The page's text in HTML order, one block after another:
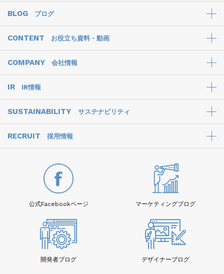
BLOG ブログ
CONTENT お役立ち資料・動画
COMPANY 会社情報
IR IR情報
SUSTAINABILITY サステナビリティ
RECRUIT 採用情報
公式Facebookページ マーケティングブログ
開発者ブログ デザイナーブログ